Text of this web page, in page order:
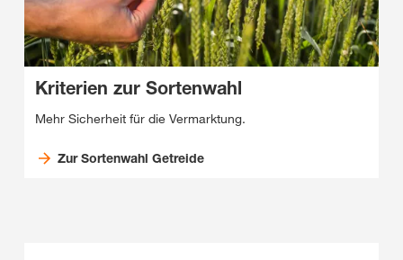
Kriterien zur Sortenwahl
Mehr Sicherheit für die Vermarktung.
Zur Sortenwahl Getreide